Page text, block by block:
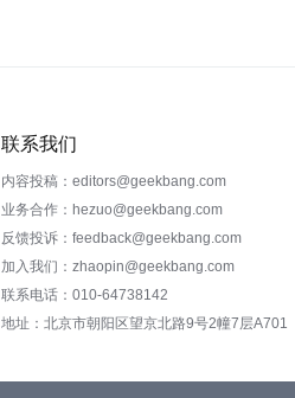
联系我们
内容投稿：editors@geekbang.com
业务合作：hezuo@geekbang.com
反馈投诉：feedback@geekbang.com
加入我们：zhaopin@geekbang.com
联系电话：010-64738142
地址：北京市朝阳区望京北路9号2幢7层A701